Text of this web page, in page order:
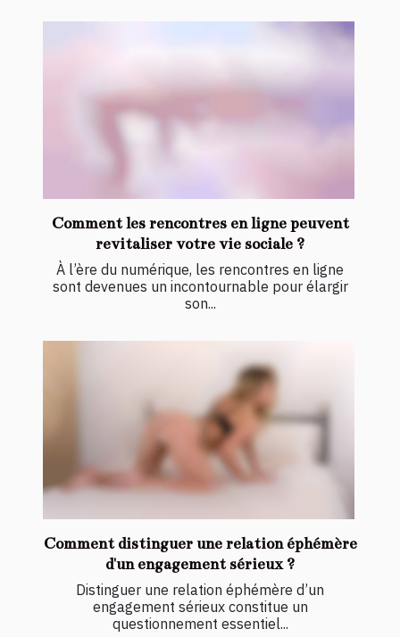
Comment les rencontres en ligne peuvent
revitaliser votre vie sociale ?
À l’ère du numérique, les rencontres en ligne
sont devenues un incontournable pour élargir
son...
Comment distinguer une relation éphémère
d'un engagement sérieux ?
Distinguer une relation éphémère d’un
engagement sérieux constitue un
questionnement essentiel...